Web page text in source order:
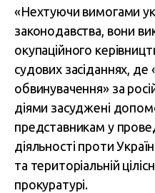
«Нехтуючи вимогами
законодавства, вони
окупаційного
судових засіданнях, де
обвинувачення» за
діями засуджені
представникам у
діяльності проти
та територіальній
прокуратурі.